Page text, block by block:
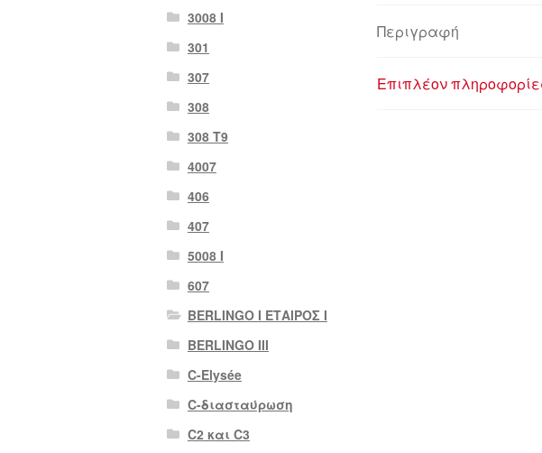
Περιγραφή
Επιπλέον
3008 Ι
301
307
308
308 Τ9
4007
406
407
5008 Ι
607
BERLINGO I ΕΤΑΙΡΟΣ Ι
BERLINGO III
C-Elysée
C-διασταύρωση
C2 και C3